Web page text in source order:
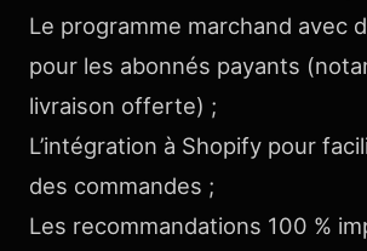
Le programme marchand avec
pour les abonnés payants
livraison offerte) ;
L’intégration à Shopify pour
des commandes ;
Les recommandations 100 %